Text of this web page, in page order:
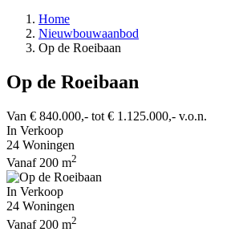
Home
Nieuwbouwaanbod
Op de Roeibaan
Op de Roeibaan
Van € 840.000,- tot € 1.125.000,- v.o.n.
In Verkoop
24 Woningen
Vanaf 200 m2
In Verkoop
24 Woningen
Vanaf 200 m2